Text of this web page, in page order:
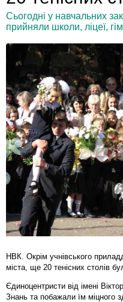
Сьогодні у навчальних
прийняли школи, ліцеї,
НВК. Окрім учнівського
міста, ще 20 тенісних столів
Єдиноцентристи від імені
Знань та побажали їм міцного